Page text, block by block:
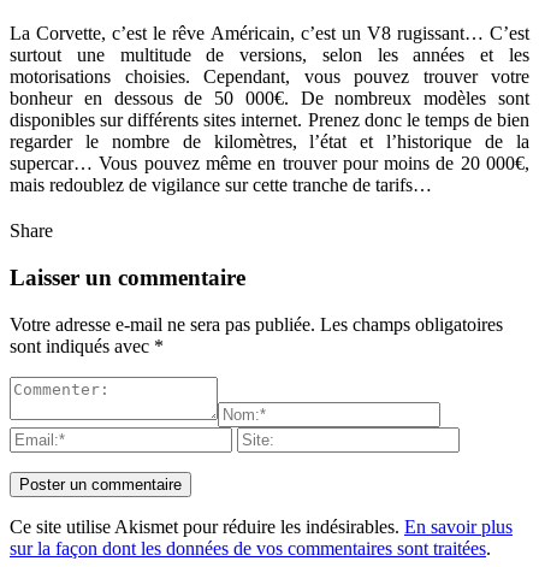
La Corvette, c’est le rêve Américain, c’est un V8 rugissant… C’est
surtout une multitude de versions, selon les années et les
motorisations choisies. Cependant, vous pouvez trouver votre
bonheur en dessous de 50 000€. De nombreux modèles sont
disponibles sur différents sites internet. Prenez donc le temps de bien
regarder le nombre de kilomètres, l’état et l’historique de la
supercar… Vous pouvez même en trouver pour moins de 20 000€,
mais redoublez de vigilance sur cette tranche de tarifs…
Share
Laisser un commentaire
Votre adresse e-mail ne sera pas publiée. Les champs obligatoires
sont indiqués avec *
Ce site utilise Akismet pour réduire les indésirables. En savoir plus
sur la façon dont les données de vos commentaires sont traitées.